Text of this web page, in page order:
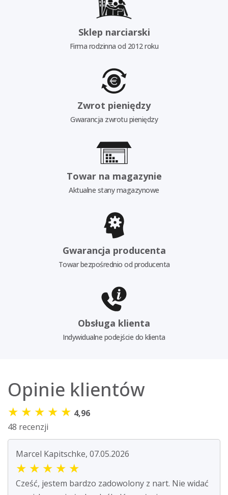
Sklep narciarski
Firma rodzinna od 2012 roku
Zwrot pieniędzy
Gwarancja zwrotu pieniędzy
Towar na magazynie
Aktualne stany magazynowe
Gwarancja producenta
Towar bezpośrednio od producenta
Obsługa klienta
Indywidualne podejście do klienta
Opinie klientów
★ ★ ★ ★ ★ 4,96
48 recenzji
Marcel Kapitschke, 07.05.2026
★ ★ ★ ★ ★
Cześć, jestem bardzo zadowolony z nart. Nie widać